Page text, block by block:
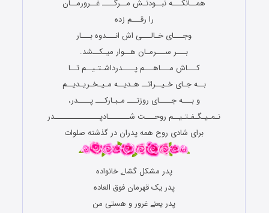
همــانکـــه نبــودنـش مــرگــــ غــرورمــان
را رقـــم زده
وجـــای خـالـــی اش انـــدوه بـــار
بـــر ســـرمـان هــوار میـکــشد.
کـــاش مـــاهـــم پــــدرداشـتـیــم تــا
بــه جـای خـیــراتــ هـدیــه مـیـخـریـدیــم
و بـــه جــــای روزتـــ مـبـارکـــ پــــدر،
نـمـیـگـفـتـیــم روحـــت شـــــــادپـــــــــــــــدر
برای شادی روح همه پدران در گذشته صلوات
پدر مشکل گشاے خانواده
پدر یک قهرمان فوق العاده
پدر یعنے غرور و هستی من